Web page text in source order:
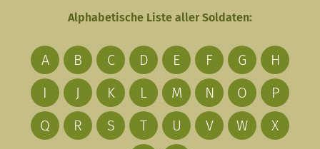
Alphabetische Liste aller Soldaten:
A B C D E F G
H
I
J K L M N O
P
Q
R S T U V W
X